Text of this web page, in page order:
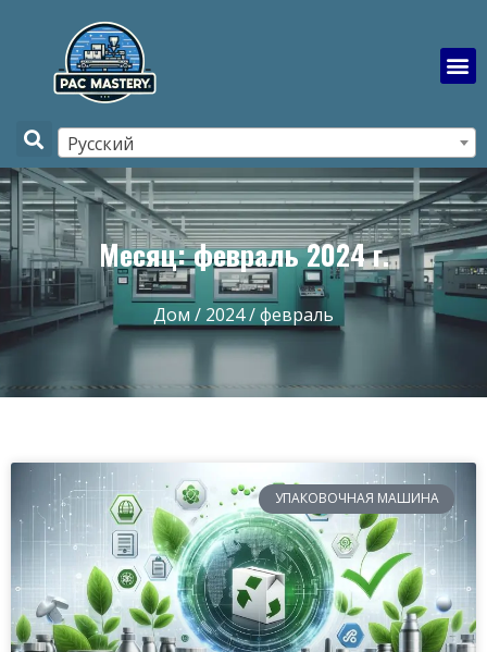
Русский
Месяц: февраль 2024 г.
Дом / 2024/ февраль
УПАКОВОЧНАЯ МАШИНА